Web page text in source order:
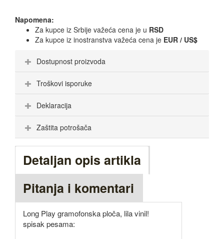
Napomena:
Za kupce iz Srbije važeća cena je u RSD
Za kupce iz inostranstva važeća cena je EUR / US$
Dostupnost proizvoda
Troškovi isporuke
Deklaracija
Zaštita potrošača
Detaljan opis artikla
Pitanja i komentari
Long Play gramofonska ploča, lila vinil!
spisak pesama: